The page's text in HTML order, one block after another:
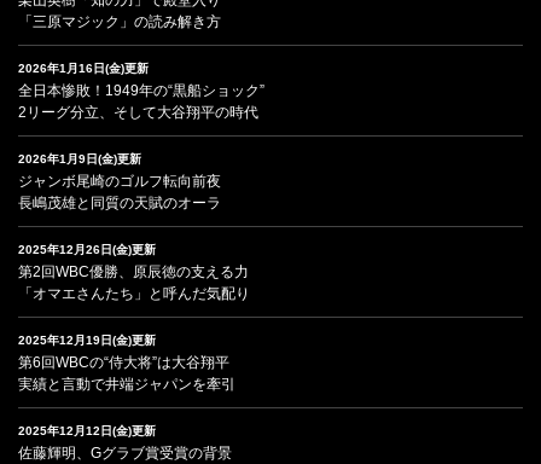
「三原マジック」の読み解き方
2026年1月16日(金)更新
全日本惨敗！1949年の“黒船ショック”
2リーグ分立、そして大谷翔平の時代
2026年1月9日(金)更新
ジャンボ尾崎のゴルフ転向前夜
長嶋茂雄と同質の天賦のオーラ
2025年12月26日(金)更新
第2回WBC優勝、原辰徳の支える力
「オマエさんたち」と呼んだ気配り
2025年12月19日(金)更新
第6回WBCの“侍大将”は大谷翔平
実績と言動で井端ジャパンを牽引
2025年12月12日(金)更新
佐藤輝明、Gグラブ賞受賞の背景